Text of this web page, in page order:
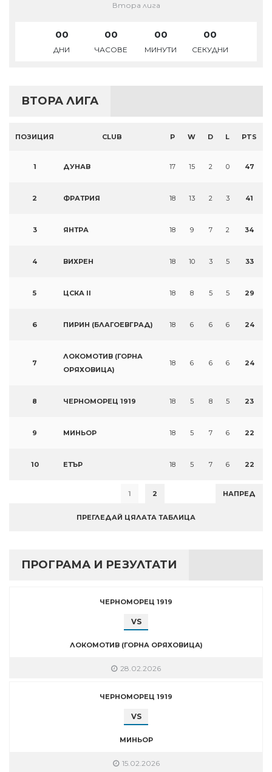
Втора лига
00
ДНИ
00
ЧАСОВЕ
00
МИНУТИ
00
СЕКУДНИ
ВТОРА ЛИГА
ПОЗИЦИЯ CLUB P W D L PTS
1 ДУНАВ 17 15 2 0 47
2 ФРАТРИЯ 18 13 2 3 41
3 ЯНТРА 18 9 7 2 34
4 ВИХРЕН 18 10 3 5 33
5 ЦСКА II 18 8 5 5 29
6 ПИРИН (БЛАГОЕВГРАД) 18 6 6 6 24
7
ЛОКОМОТИВ (ГОРНА
ОРЯХОВИЦА)
18 6 6 6 24
8 ЧЕРНОМОРЕЦ 1919 18 5 8 5 23
9 МИНЬОР 18 5 7 6 22
10 ЕТЪР 18 5 7 6 22
1 2 НАПРЕД
ПРЕГЛЕДАЙ ЦЯЛАТА ТАБЛИЦА
ПРОГРАМА И РЕЗУЛТАТИ
ЧЕРНОМОРЕЦ 1919
VS
ЛОКОМОТИВ (ГОРНА ОРЯХОВИЦА)
28.02.2026
ЧЕРНОМОРЕЦ 1919
VS
МИНЬОР
15.02.2026